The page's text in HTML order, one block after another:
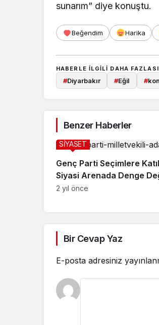
sunarım” diye konuştu.
Beğendim Harika
HABERLE ILGILI DAHA FAZLASI
#Diyarbakır #Eğil #
Benzer Haberler
Genç Parti Seçimlere
Siyasi Arenada Denge
SİYASET
2 yıl önce
Bir Cevap Yaz
E-posta adresiniz